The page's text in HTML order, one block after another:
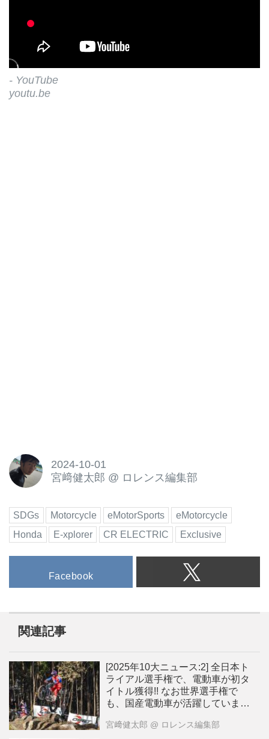
- YouTube
youtu.be
2024-10-01
宮﨑健太郎 @ ロレンス編集部
SDGs Motorcycle eMotorSports
eMotorcycle
Honda
E-xplorer CR ELECTRIC Exclusive
Facebook
関連記事
[2025年10大ニュース:2] 全日本ト
ライアル選手権で、電動車が初タ
イトル獲得!! なお世界選手権で
も、国産電動車が活躍していま
宮﨑健太郎 @ ロレンス編集部